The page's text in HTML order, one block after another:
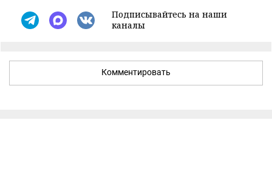
Подписывайтесь на наши
каналы
Комментировать